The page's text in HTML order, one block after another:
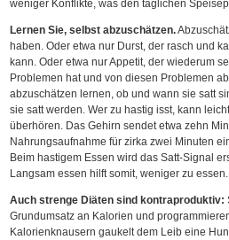
weniger Konflikte, was den täglichen
Lernen Sie, selbst abzuschätzen.
haben. Oder etwa nur Durst, der rasch und
kann. Oder etwa nur Appetit, der wiederum
Problemen hat und von diesen Problemen
abzuschätzen lernen, ob und wann sie satt
sie satt werden. Wer zu hastig isst, kann
überhören. Das Gehirn sendet etwa zehn
Nahrungsaufnahme für zirka zwei Minuten
Beim hastigem Essen wird das Satt-Signal
Langsam essen hilft somit, weniger zu essen.
Auch strenge Diäten sind kontraproduktiv:
Grundumsatz an Kalorien und
Kalorienknausern gaukelt dem Leib eine